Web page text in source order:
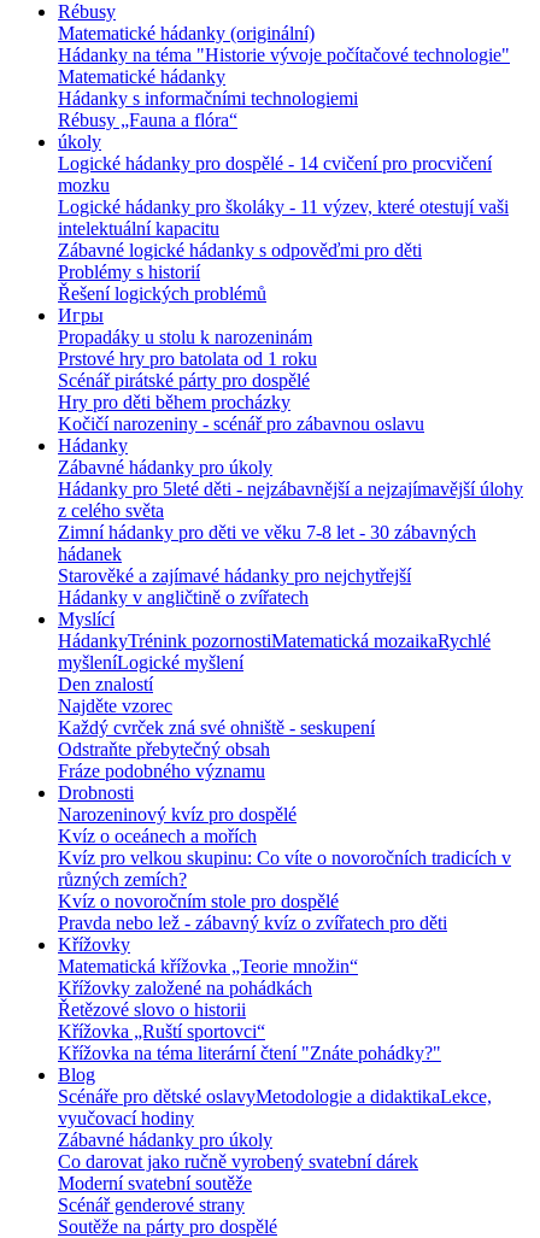
Rébusy
Matematické hádanky (originální)
Hádanky na téma "Historie vývoje počítačové technologie"
Matematické hádanky
Hádanky s informačními technologiemi
Rébusy „Fauna a flóra“
úkoly
Logické hádanky pro dospělé - 14 cvičení pro procvičení
mozku
Logické hádanky pro školáky - 11 výzev, které otestují vaši
intelektuální kapacitu
Zábavné logické hádanky s odpověďmi pro děti
Problémy s historií
Řešení logických problémů
Игры
Propadáky u stolu k narozeninám
Prstové hry pro batolata od 1 roku
Scénář pirátské párty pro dospělé
Hry pro děti během procházky
Kočičí narozeniny - scénář pro zábavnou oslavu
Hádanky
Zábavné hádanky pro úkoly
Hádanky pro 5leté děti - nejzábavnější a nejzajímavější úlohy
z celého světa
Zimní hádanky pro děti ve věku 7-8 let - 30 zábavných
hádanek
Starověké a zajímavé hádanky pro nejchytřejší
Hádanky v angličtině o zvířatech
Myslící
HádankyTrénink pozornostiMatematická mozaikaRychlé
myšleníLogické myšlení
Den znalostí
Najděte vzorec
Každý cvrček zná své ohniště - seskupení
Odstraňte přebytečný obsah
Fráze podobného významu
Drobnosti
Narozeninový kvíz pro dospělé
Kvíz o oceánech a mořích
Kvíz pro velkou skupinu: Co víte o novoročních tradicích v
různých zemích?
Kvíz o novoročním stole pro dospělé
Pravda nebo lež - zábavný kvíz o zvířatech pro děti
Křížovky
Matematická křížovka „Teorie množin“
Křížovky založené na pohádkách
Řetězové slovo o historii
Křížovka „Ruští sportovci“
Křížovka na téma literární čtení "Znáte pohádky?"
Blog
Scénáře pro dětské oslavyMetodologie a didaktikaLekce,
vyučovací hodiny
Zábavné hádanky pro úkoly
Co darovat jako ručně vyrobený svatební dárek
Moderní svatební soutěže
Scénář genderové strany
Soutěže na párty pro dospělé